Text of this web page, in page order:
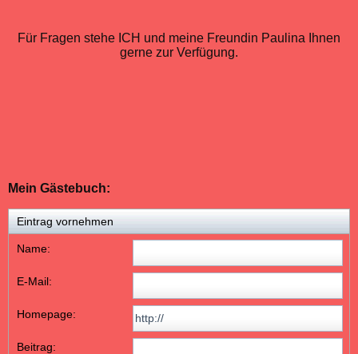
Für Fragen stehe ICH und meine Freundin Paulina Ihnen
gerne zur Verfügung.
Mein Gästebuch:
Eintrag vornehmen
Name:
E-Mail:
Homepage:
Beitrag: